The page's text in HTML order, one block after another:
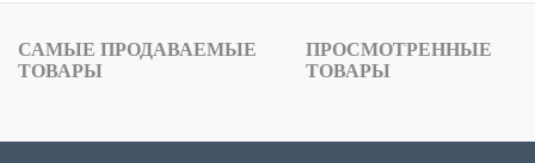
САМЫЕ ПРОДАВАЕМЫЕ
ТОВАРЫ
ПРОСМОТРЕННЫЕ
ТОВАРЫ